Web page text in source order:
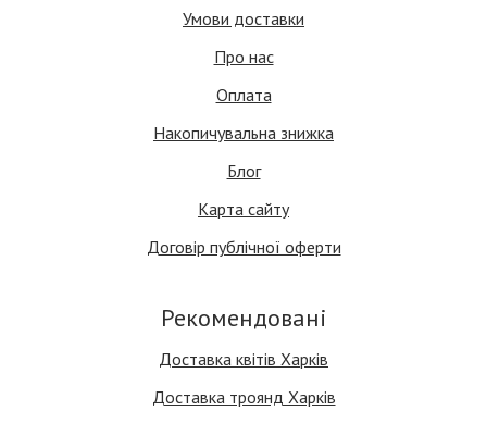
Умови доставки
Про нас
Оплата
Накопичувальна знижка
Блог
Карта сайту
Договір публічної оферти
Рекомендовані
Доставка квітів Харків
Доставка троянд Харків